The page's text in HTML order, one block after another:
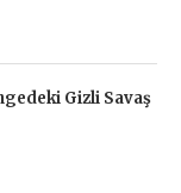
Gizli Savaş